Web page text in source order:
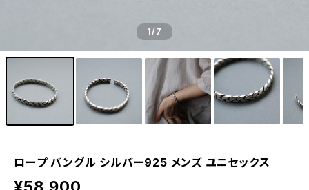
1/7
ロープ バングル シルバー925 メンズ ユニセックス